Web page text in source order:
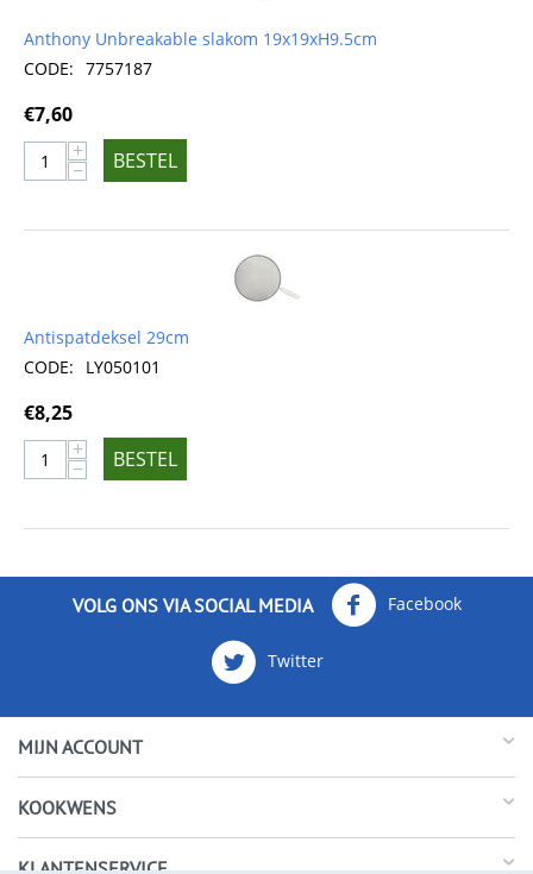
Anthony Unbreakable slakom 19x19xH9.5cm
CODE: 7757187
€7,60
+
− BESTEL
Antispatdeksel 29cm
CODE:
LY050101
€8,25
+
− BESTEL
VOLG ONS VIA SOCIAL MEDIA Facebook
Twitter
MIJN ACCOUNT
KOOKWENS
KLANTENSERVICE